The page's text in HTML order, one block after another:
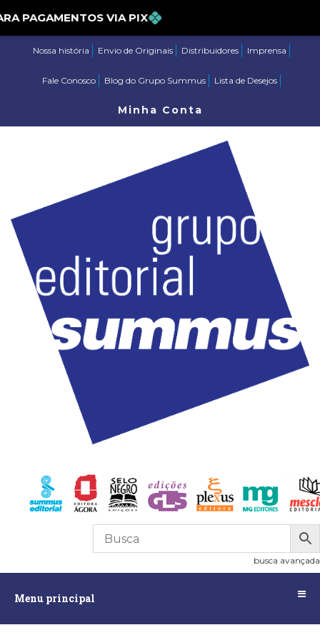
PARA PAGAMENTOS VIA PIX
Nossa história Envio de Originais Distribuidores Imprensa
Fale Conosco Blog do Grupo Summus Lista de Desejos
Minha Conta
busca avançada
Menu principal
principalAssuntos